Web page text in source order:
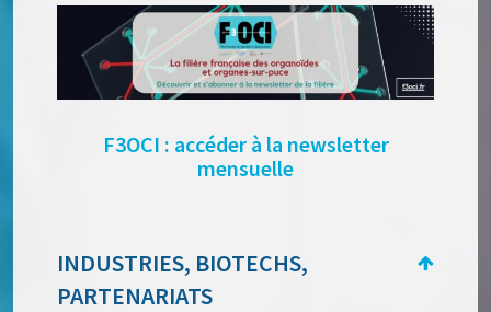
F3OCI : accéder à la newsletter
mensuelle
INDUSTRIES, BIOTECHS,
PARTENARIATS